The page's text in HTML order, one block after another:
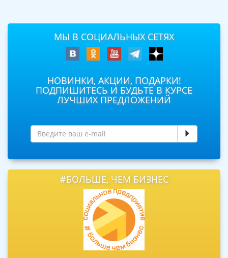
МЫ В СОЦИАЛЬНЫХ СЕТЯХ
НОВИНКИ, АКЦИИ, ПОДАРКИ!
ПОДПИШИТЕСЬ И БУДЬТЕ В КУРСЕ
ЛУЧШИХ ПРЕДЛОЖЕНИЙ
#БОЛЬШЕ, ЧЕМ БИЗНЕС